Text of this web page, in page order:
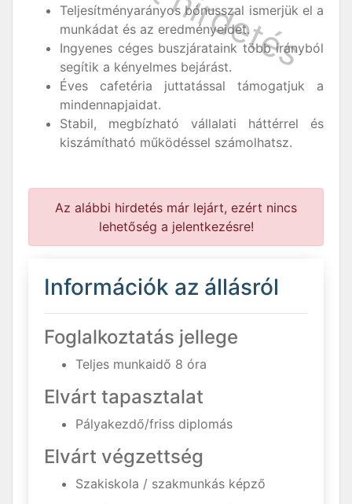
Teljesítményarányos bónusszal ismerjük el a
munkádat és az eredményeidet.
Ingyenes céges buszjárataink több irányból
segítik a kényelmes bejárást.
Éves cafetéria juttatással támogatjuk a
mindennapjaidat.
Stabil, megbízható vállalati háttérrel és
kiszámítható működéssel számolhatsz.
Az alábbi hirdetés már lejárt, ezért nincs
lehetőség a jelentkezésre!
Információk az állásról
Foglalkoztatás jellege
Teljes munkaidő 8 óra
Elvárt tapasztalat
Pályakezdő/friss diplomás
Elvárt végzettség
Szakiskola / szakmunkás képző